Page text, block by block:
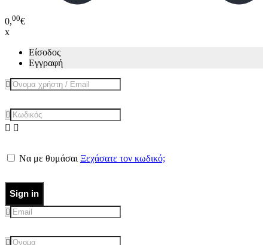
0,00€
x
Είσοδος
Εγγραφή
Να με θυμάσαι Ξεχάσατε τον κωδικό;
Sign in